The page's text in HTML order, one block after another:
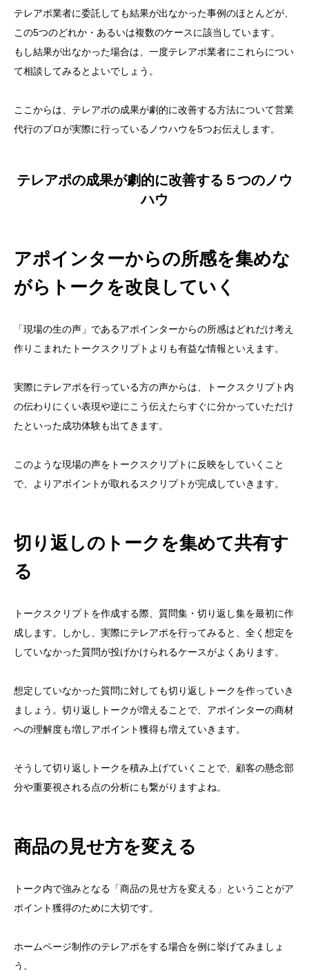
テレアポ業者に委託しても結果が出なかった事例のほとんどが、
この5つのどれか・あるいは複数のケースに該当しています。
もし結果が出なかった場合は、一度テレアポ業者にこれらについ
て相談してみるとよいでしょう。
ここからは、テレアポの成果が劇的に改善する方法について営業
代行のプロが実際に行っているノウハウを5つお伝えします。
テレアポの成果が劇的に改善する５つのノウ
ハウ
アポインターからの所感を集めな
がらトークを改良 していく
「現場の生の声」であるアポインターからの所感はどれだけ考え
作りこまれたトークスクリプトよりも有益な情報といえます。
実際にテレアポを行っている方の声からは、トークスクリプト内
の伝わりにくい表現や逆にこう伝えたらすぐに分かっていただけ
たといった成功体験も出てきます。
このような現場の声をトークスクリプトに反映をしていくこと
で、よりアポイントが取れるスクリプトが完成していきます。
切り返しのトークを集めて共有す
る
トークスクリプトを作成する際、質問集・切り返し集を最初に作
成します。しかし、実際にテレアポを行ってみると、全く想定を
していなかった質問が投げかけられるケースがよくあります。
想定していなかった質問に対しても切り返しトークを作っていき
ましょう。切り返しトークが増えることで、アポインターの商材
への理解度も増しアポイント獲得も増えていきます。
そうして切り返しトークを積み上げていくことで、顧客の懸念部
分や重要視される点の分析にも繋がりますよね。
商品の見せ方を変える
トーク内で強みとなる「商品の見せ方を変える」ということがア
ポイント獲得のために大切です。
ホームページ制作のテレアポをする場合を例に挙げてみましょ
う。
目次